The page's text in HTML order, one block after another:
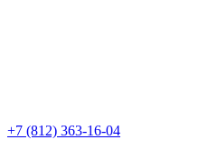
+7 (812) 363-16-04